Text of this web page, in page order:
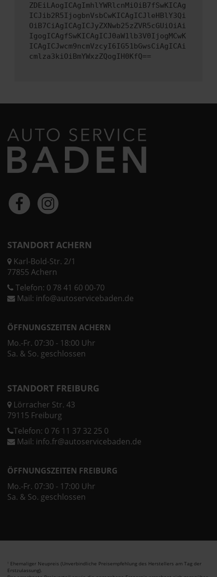
ZDEiLAogICAgImhlYWRlcnMiOiB7fSwKICAg
ICJib2R5IjogbnVsbCwKICAgICJleHBlY3Qi
OiB7CiAgICAgICJyZXNwb25zZVR5cGUiOiAi
IgogICAgfSwKICAgICJ0aW1lb3V0IjogMCwK
ICAgICJwcm9ncmVzcyI6IG51bGwsCiAgICAi
cmlza3kiOiBmYWxzZQogIH0KfQ==
STANDORT ACHERN
Karl-Bold-Str. 2/1
77855 Achern
Telefon: 0 78 41 60 00-70
Mail: info@autoservicebaden.de
ÖFFNUNGSZEITEN ACHERN
Mo.-Fr. 07:30 - 18:00 Uhr
Sa. & So. geschlossen
STANDORT FREIBURG
Lörracher Str. 43
79115 Freiburg
Telefon: 0 76 11 37 32 25 0
Mail: info.fr@autoservicebaden.de
ÖFFNUNGSZEITEN FREIBURG
Mo.-Fr. 07:30 - 17:00 Uhr
Sa. & So. geschlossen
1 Ehemaliger Neupreis (Unverbindliche Preisempfehlung des Herstellers am Tag der
Erstzulassung).